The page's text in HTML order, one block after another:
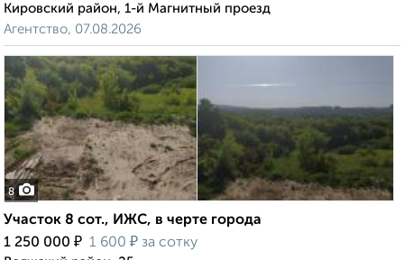
Кировский район, 1-й Магнитный проезд
Агентство, 07.08.2026
8
Участок 8 сот., ИЖС, в черте города
1 250 000 ₽ 1 600 ₽ за сотку